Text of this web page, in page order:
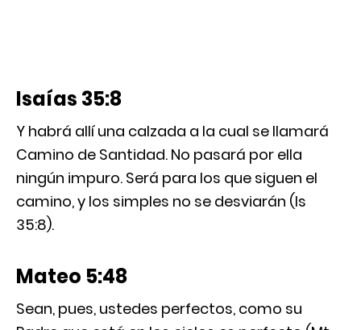
Isaías 35:8
Y habrá allí una calzada a la cual se llamará
Camino de Santidad. No pasará por ella
ningún impuro. Será para los que siguen el
camino, y los simples no se desviarán (Is
35:8).
Mateo 5:48
Sean, pues, ustedes perfectos, como su